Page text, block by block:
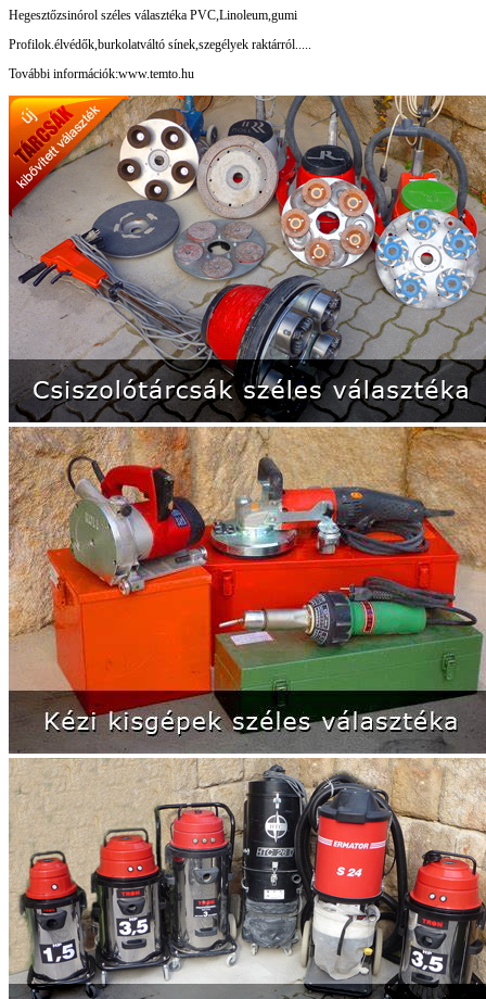
Hegesztőzsinórol széles választéka PVC,Linoleum,gumi
Profilok.élvédők,burkolatváltó sínek,szegélyek raktárról.....
További információk:www.temto.hu